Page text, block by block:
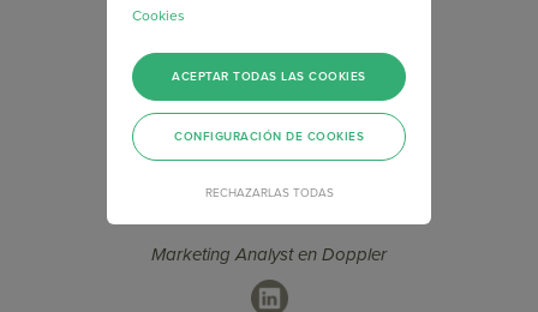
Marketing Analyst en Doppler
LinkedIn
Cookies
RECHAZARLAS TODAS
ACEPTAR TODAS LAS COOKIES
CONFIGURACIÓN DE COOKIES